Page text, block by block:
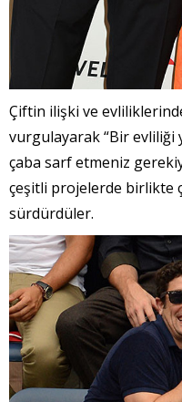
Çiftin ilişki ve
vurgulayarak “Bir
çaba sarf etmeniz
çeşitli projelerde birlikte
sürdürdüler.